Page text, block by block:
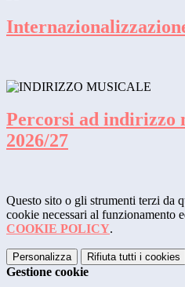
Percorsi ad indirizzo
2026/27
Questo sito o gli strumenti terzi da
cookie necessari al funzionamento
COOKIE POLICY.
Personalizza Rifiuta tutti i cookies
Gestione cookie